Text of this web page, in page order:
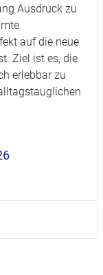
Ausdruck zu
auf die neue
Ziel ist es, die
erlebbar zu